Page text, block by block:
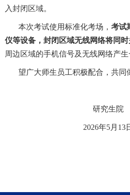
入封闭区域。
本次考试使用标准化考场， 考试
仪等设备， 封闭区域无线网络将同时
周边区域的手机信号及无线网络产生
望广大师生员工积极配合，共同
研究生院
2026年5月 13